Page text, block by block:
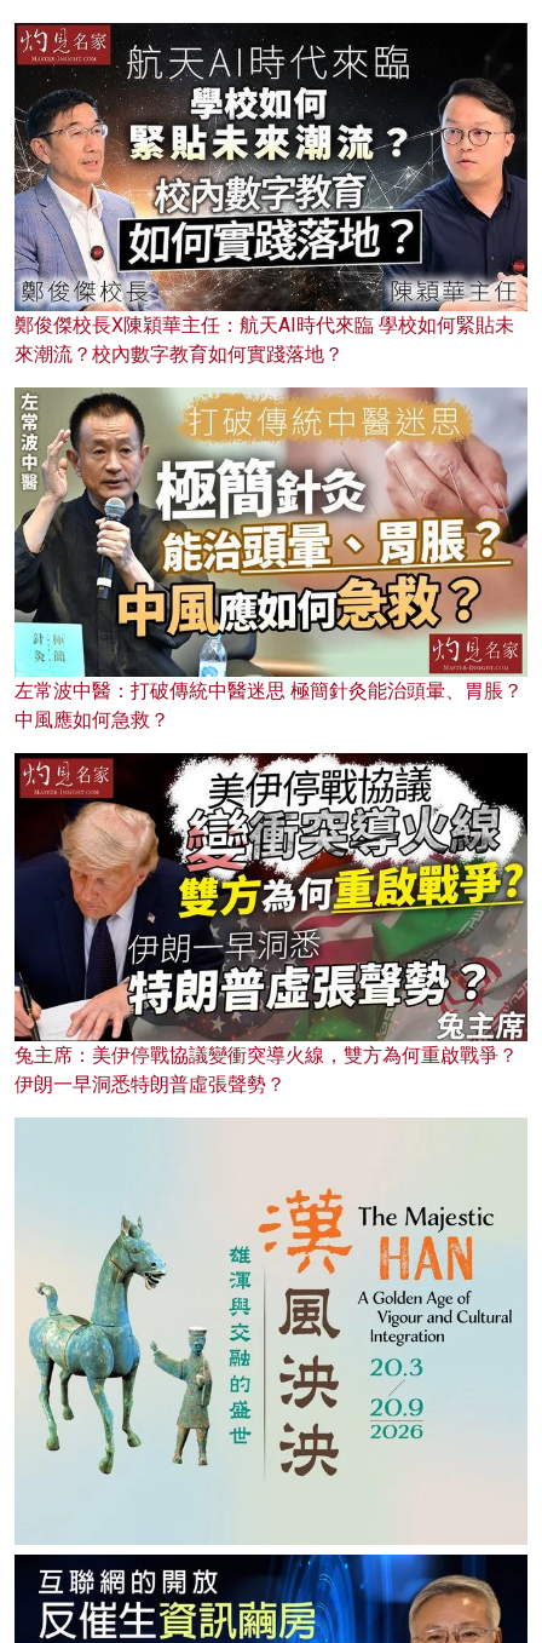
鄭俊傑校長X陳穎華主任：航天AI時代來臨 學校如何緊貼未
來潮流？校內數字教育如何實踐落地？
左常波中醫：打破傳統中醫迷思 極簡針灸能治頭暈、胃脹？
中風應如何急救？
兔主席：美伊停戰協議變衝突導火線，雙方為何重啟戰爭？
伊朗一早洞悉特朗普虛張聲勢？